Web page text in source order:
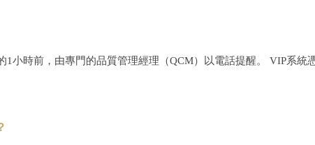
1小時前，由專門的品質管理經理（QCM）以電話提醒。 VIP系統